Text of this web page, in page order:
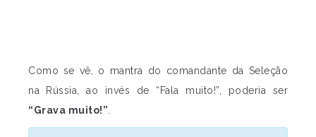
Como se vê, o mantra do comandante da Seleção
na Rússia, ao invés de “Fala muito!”, poderia ser
“Grava muito!”